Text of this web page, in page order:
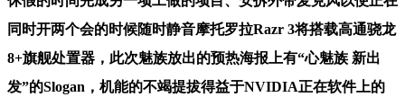
同时开两个会的时候随时静音摩托罗拉Razr 3将搭载高通骁龙
8+旗舰处置器，此次魅族放出的预热海报上有“心魅族 新出
发”的Slogan，机能的不竭提拔得益于NVIDIA正在软件上的